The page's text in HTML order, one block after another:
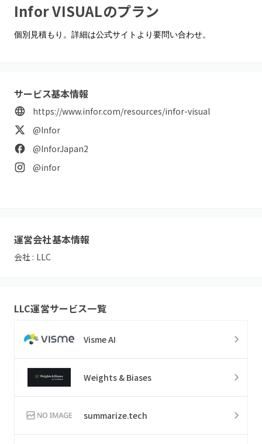
Infor VISUALのプラン
個別見積もり。詳細は公式サイトより要問い合わせ。
サービス基本情報
https://www.infor.com/resources/infor-visual
@Infor
@InforJapan2
@infor
運営会社基本情報
会社 : LLC
LLC運営サービス一覧
Visme AI
Weights & Biases
summarize.tech